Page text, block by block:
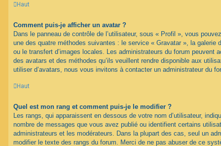
Haut
Comment puis-je afficher un avatar ?
Dans le panneau de contrôle de l’utilisateur, sous « Profil », vous
une des quatre méthodes suivantes : le service « Gravatar », la galerie
ou le transfert d’images locales. Les administrateurs du forum peuvent
des avatars et des méthodes qu’ils veuillent rendre disponible aux
utiliser d’avatars, nous vous invitons à contacter un administrateur du
Haut
Quel est mon rang et comment puis-je le modifier ?
Les rangs, qui apparaissent en dessous de votre nom d’utilisateur,
nombre de messages que vous avez publié ou identifient certains
administrateurs et les modérateurs. Dans la plupart des cas, seul un
modifier le texte des rangs du forum. Merci de ne pas abuser de ce